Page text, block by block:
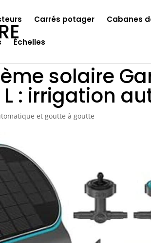
Carrés potager Cabanes
Échelles
solaire
: irrigation
et goutte à goutte